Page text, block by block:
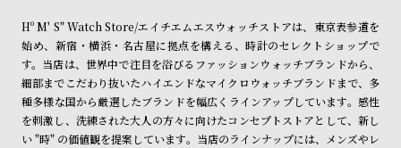
Hº M' S" Watch Store/エイチエムエスウォッチストアは、東京表参道を
始め、新宿・横浜・名古屋に拠点を構える、時計のセレクトショップで
す。当店は、世界中で注目を浴びるファッションウォッチブランドから、
細部までこだわり抜いたハイエンドなマイクロウォッチブランドまで、多
種多様な国から厳選したブランドを幅広くラインアップしています。感性
を刺激し、洗練された大人の方々に向けたコンセプトストアとして、新し
い "時" の価値観を提案しています。当店のラインナップには、メンズやレ